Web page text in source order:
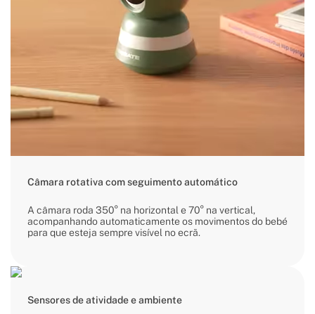
Câmara rotativa com seguimento automático
A câmara roda 350° na horizontal e 70° na vertical,
acompanhando automaticamente os movimentos do bebé
para que esteja sempre visível no ecrã.
Sensores de atividade e ambiente